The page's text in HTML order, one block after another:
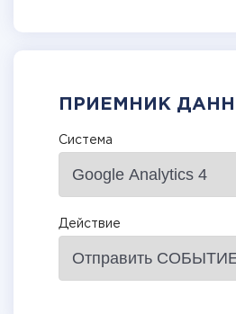
ПРИЕМНИК
Система
Действие